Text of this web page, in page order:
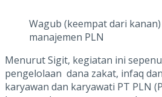
Wagub (keempat dari
manajemen PLN
Menurut Sigit, kegiatan ini
pengelolaan dana zakat, infaq
karyawan dan karyawati PT PLN